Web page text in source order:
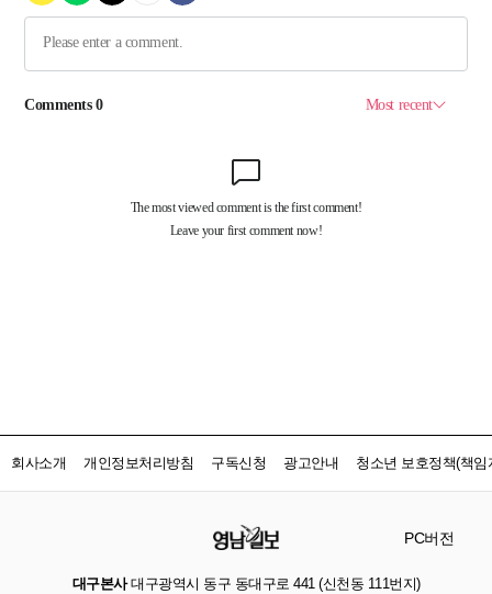
회사소개 개인정보처리방침 구독신청 광고안내 청소년 보호정책(책임
PC버전
대구본사대구광역시 동구 동대구로 441 (신천동 111번지)